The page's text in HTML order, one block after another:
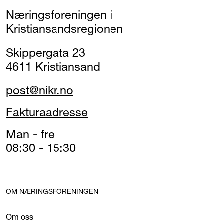
Næringsforeningen i
Kristiansandsregionen
Skippergata 23
4611 Kristiansand
post@nikr.no
Fakturaadresse
Man - fre
08:30 - 15:30
OM NÆRINGSFORENINGEN
Om oss